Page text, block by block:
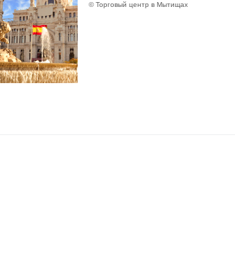
© Торговый центр в Мытищах